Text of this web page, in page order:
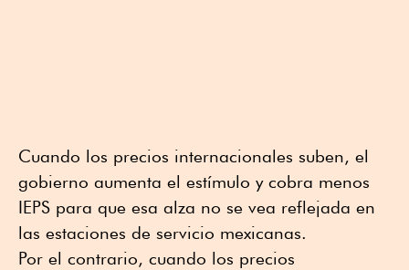
Cuando los precios internacionales suben, el
gobierno aumenta el estímulo y cobra menos
IEPS para que esa alza no se vea reflejada en
las estaciones de servicio mexicanas.
Por el contrario, cuando los precios